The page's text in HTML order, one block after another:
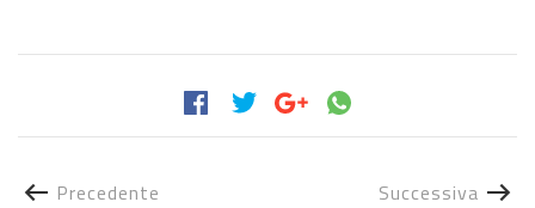
Precedente Successiva